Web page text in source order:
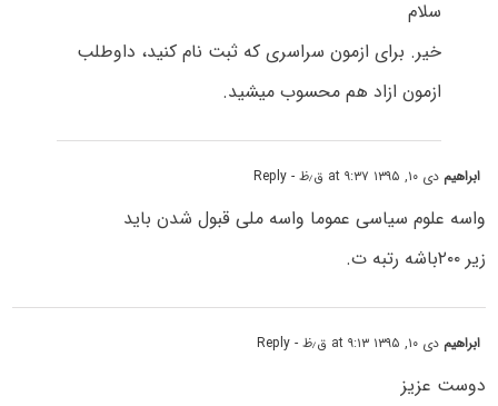
سلام
خیر. برای ازمون سراسری که ثبت نام کنید، داوطلب
ازمون ازاد هم محسوب میشید.
ابراهیم دی ۱۰, ۱۳۹۵ at ۹:۳۷ ق٫ظ - Reply
واسه علوم سیاسی عموما واسه ملی قبول شدن باید
زیر ۲۰۰باشه رتبه ت.
ابراهیم دی ۱۰, ۱۳۹۵ at ۹:۱۳ ق٫ظ - Reply
دوست عزیز